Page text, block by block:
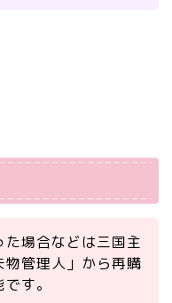
場合などは三国主
管理人」から再購
す。